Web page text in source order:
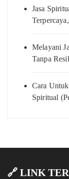
Jasa
Melayani
Tanpa
Cara
Spiritual
🔗 LINK